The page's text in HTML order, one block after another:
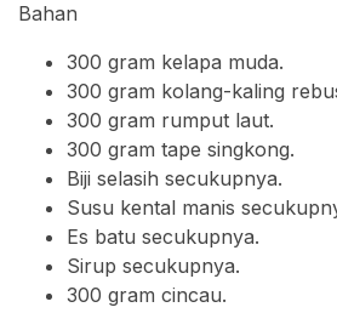
Bahan
300 gram kelapa muda.
300 gram kolang-kaling
300 gram rumput laut.
300 gram tape singkong.
Biji selasih secukupnya.
Susu kental manis
Es batu secukupnya.
Sirup secukupnya.
300 gram cincau.